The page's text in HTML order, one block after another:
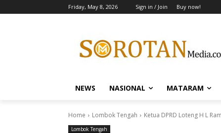
Friday, May 8, 2026 Sign in / Join Buy now!
NEWS NASIONAL MATARAM
Home Lombok Tengah Ketua DPRD Loteng H L
Lombok Tengah